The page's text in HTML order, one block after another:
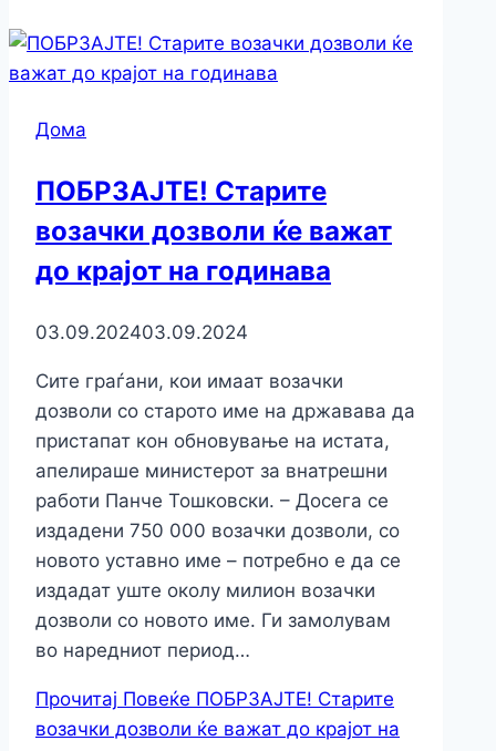
Дома
ПОБРЗАЈТЕ! Старите
возачки дозволи ќе важат
до крајот на годинава
03.09.202403.09.2024
Сите граѓани, кои имаат возачки
дозволи со старото име на државава да
пристапат кон обновување на истата,
апелираше министерот за внатрешни
работи Панче Тошковски. – Досега се
издадени 750 000 возачки дозволи, со
новото уставно име – потребно е да се
издадат уште околу милион возачки
дозволи со новото име. Ги замолувам
во наредниот период…
Прочитај Повеќе ПОБРЗАЈТЕ! Старите
возачки дозволи ќе важат до крајот на